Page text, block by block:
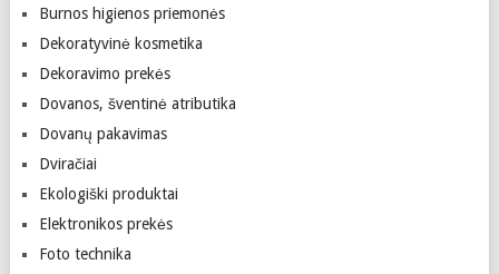
Burnos higienos priemonės
Dekoratyvinė kosmetika
Dekoravimo prekės
Dovanos, šventinė atributika
Dovanų pakavimas
Dviračiai
Ekologiški produktai
Elektronikos prekės
Foto technika